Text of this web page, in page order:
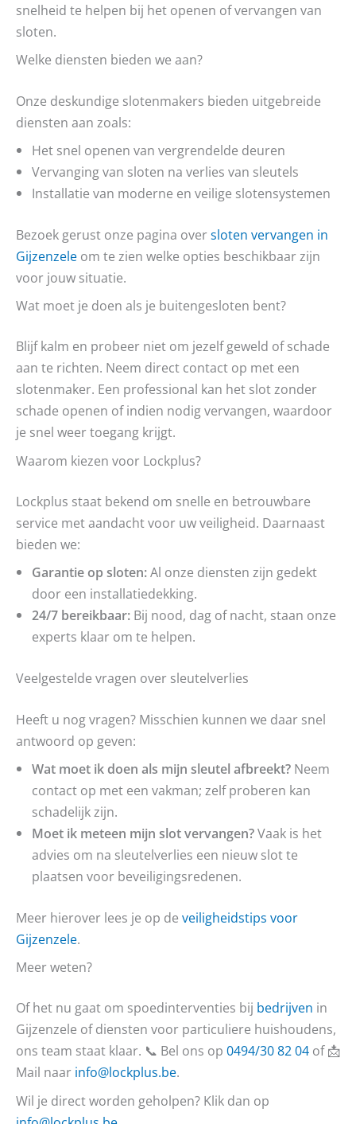
snelheid te helpen bij het openen of vervangen van
sloten.
Welke diensten bieden we aan?
Onze deskundige slotenmakers bieden uitgebreide
diensten aan zoals:
Het snel openen van vergrendelde deuren
Vervanging van sloten na verlies van sleutels
Installatie van moderne en veilige slotensystemen
Bezoek gerust onze pagina oversloten vervangen in
Gijzenzele om te zien welke opties beschikbaar zijn
voor jouw situatie.
Wat moet je doen als je buitengesloten bent?
Blijf kalm en probeer niet om jezelf geweld of schade
aan te richten. Neem direct contact op met een
slotenmaker. Een professional kan het slot zonder
schade openen of indien nodig vervangen, waardoor
je snel weer toegang krijgt.
Waarom kiezen voor Lockplus?
Lockplus staat bekend om snelle en betrouwbare
service met aandacht voor uw veiligheid. Daarnaast
bieden we:
Garantie op sloten:Al onze diensten zijn gedekt
door een installatiedekking.
24/7 bereikbaar: Bij nood, dag of nacht, staan onze
experts klaar om te helpen.
Veelgestelde vragen over sleutelverlies
Heeft u nog vragen? Misschien kunnen we daar snel
antwoord op geven:
Wat moet ik doen als mijn sleutel afbreekt? Neem
contact op met een vakman; zelf proberen kan
schadelijk zijn.
Moet ik meteen mijn slot vervangen?Vaak is het
advies om na sleutelverlies een nieuw slot te
plaatsen voor beveiligingsredenen.
Meer hierover lees je op de veiligheidstips voor
Gijzenzele.
Meer weten?
Of het nu gaat om spoedinterventies bij bedrijven in
Gijzenzele of diensten voor particuliere huishoudens,
ons team staat klaar. 📞 Bel ons op 0494/30 82 04 of 📩
Mail naar info@lockplus.be.
Wil je direct worden geholpen? Klik dan op